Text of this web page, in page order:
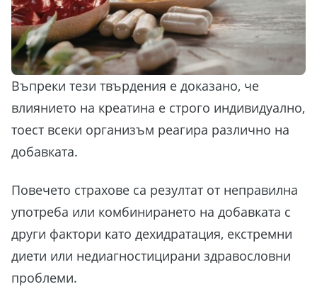
Въпреки тези твърдения е доказано, че
влиянието на креатина е строго индивидуално,
тоест всеки организъм реагира различно на
добавката.
Повечето страхове са резултат от неправилна
употреба или комбинирането на добавката с
други фактори като дехидратация, екстремни
диети или недиагностицирани здравословни
проблеми.